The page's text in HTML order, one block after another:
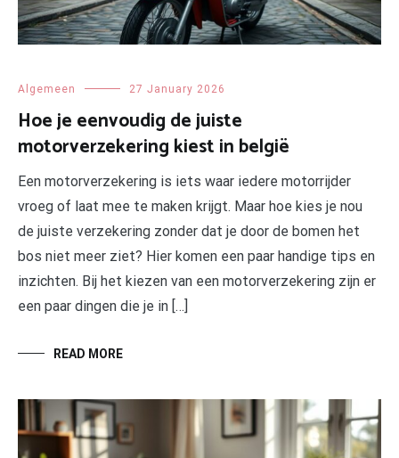
Algemeen 27 January 2026
Hoe je eenvoudig de juiste
motorverzekering kiest in belgië
Een motorverzekering is iets waar iedere motorrijder
vroeg of laat mee te maken krijgt. Maar hoe kies je nou
de juiste verzekering zonder dat je door de bomen het
bos niet meer ziet? Hier komen een paar handige tips en
inzichten. Bij het kiezen van een motorverzekering zijn er
een paar dingen die je in […]
READ MORE